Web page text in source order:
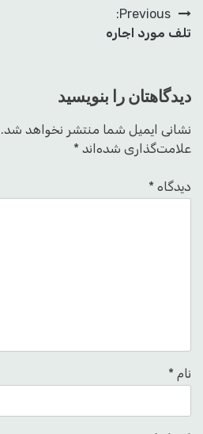
راهبری
نوشته
Previous:
تلف مورد اجاره
دیدگاهتان را بنویسید
نشانی ایمیل شما منتشر نخواهد شد.
علامت‌گذاری شده‌اند *
دیدگاه *
نام *